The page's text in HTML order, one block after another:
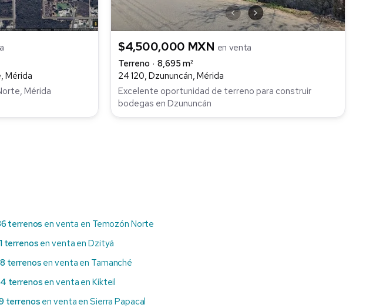
Mérida
Mérida
$4,500,000 MXN en venta
Terreno
8,695 m²
24 120, Dzununcán, Mérida
Excelente oportunidad de terreno para construir
bodegas en Dzununcán
terrenos en venta en Temozón Norte
terrenos en venta en Dzityá
terrenos en venta en Tamanché
terrenos en venta en Kikteil
terrenosen venta en Sierra Papacal